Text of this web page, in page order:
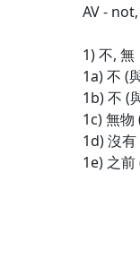
AV -
1) 不, 無
1a) 不 (
1b) 不 (
1c) 無
1d) 沒
1e) 之